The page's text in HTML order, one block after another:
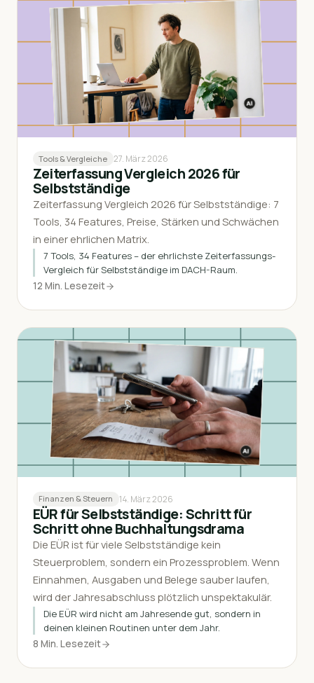
Tools & Vergleiche 27. März 2026
Zeiterfassung Vergleich 2026 für
Selbstständige
Zeiterfassung Vergleich 2026 für Selbstständige: 7
Tools, 34 Features, Preise, Stärken und Schwächen
in einer ehrlichen Matrix.
7 Tools, 34 Features – der ehrlichste Zeiterfassungs-
Vergleich für Selbstständige im DACH-Raum.
12 Min. Lesezeit
Finanzen & Steuern 14. März 2026
EÜR für Selbstständige: Schritt für
Schritt ohne Buchhaltungsdrama
Die EÜR ist für viele Selbstständige kein
Steuerproblem, sondern ein Prozessproblem. Wenn
Einnahmen, Ausgaben und Belege sauber laufen,
wird der Jahresabschluss plötzlich unspektakulär.
Die EÜR wird nicht am Jahresende gut, sondern in
deinen kleinen Routinen unter dem Jahr.
8 Min. Lesezeit